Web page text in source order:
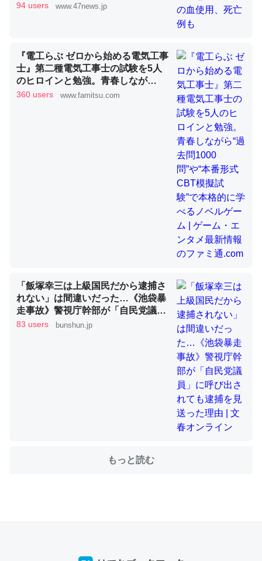
これを元に考えるとカルシウムを大量に使う脊椎動物と貝
類は苦労してるんだな…。腹足類だと殻を無くしてナメク
─ニュース :: 【研究発表】昆虫学の大問題＝「昆虫はなぜ海にいな
ウチもEchoを実家に置いて４年。でたまに覗いてる。ぼ
ちぼちRingも置こうかと画策中。あと、Googleマップで
位置情報を共有してる。電池残量や充電中かが分かるので
ちょうど同じ理由でEcho Show 8を設定中でした。Prime
とかSpotifyを支払う孝行もできる。一生で親と会える残
り時間を日数にすると1週間とかの人が多いそうだけど、
それを実質100倍以上に伸ばす効果があるはず……
─たまにLINEするくらいだった遠方の父67歳と僕。ITツール導入で
コミュニケーションが劇的に変化した｜tayorini by LIFULL介護
94 users www.47news.jp
『電工らぶ ゼロから始める電気工事
士』第二種電気工事士の試験を5人
のヒロインと勉強。青春しなが
ら“過去問1000問”や“本番形式CBT
360 users www.famitsu.com
「飯塚幸三は上級国民だから逮捕さ
れない」は間違いだった…《池袋暴
走事故》警視庁幹部が「自民党議
員」に呼び出されても逮捕を見送っ
83 users bunshun.jp
もっと読む